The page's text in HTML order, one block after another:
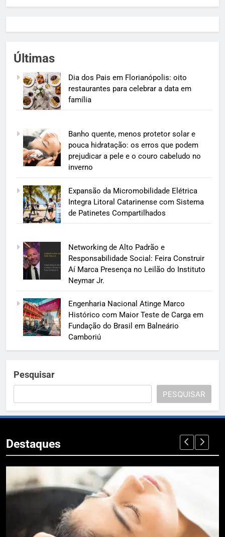
Últimas
Dia dos Pais em Florianópolis: oito
restaurantes para celebrar a data em
família
Banho quente, menos protetor solar e
pouca hidratação: os erros que podem
prejudicar a pele e o couro cabeludo no
inverno
Expansão da Micromobilidade Elétrica
Integra Litoral Catarinense com Sistema
de Patinetes Compartilhados
Networking de Alto Padrão e
Responsabilidade Social: Feira Construir
Aí Marca Presença no Leilão do Instituto
Neymar Jr.
Engenharia Nacional Atinge Marco
Histórico com Maior Teste de Carga em
Fundação do Brasil em Balneário
Camboriú
Pesquisar
PESQUISAR
Destaques